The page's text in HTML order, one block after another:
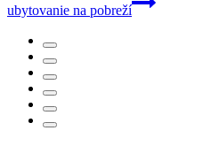
ubytovanie na pobreží